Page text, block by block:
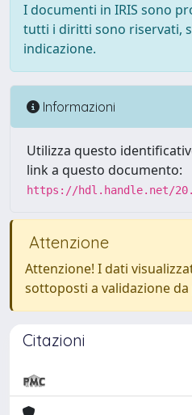
I documenti in IRIS sono
tutti i diritti sono riservati,
indicazione.
Informazioni
Utilizza questo
link a questo documento:
https://hdl.handle.net/
Attenzione
Attenzione! I dati
sottoposti a validazione
Citazioni